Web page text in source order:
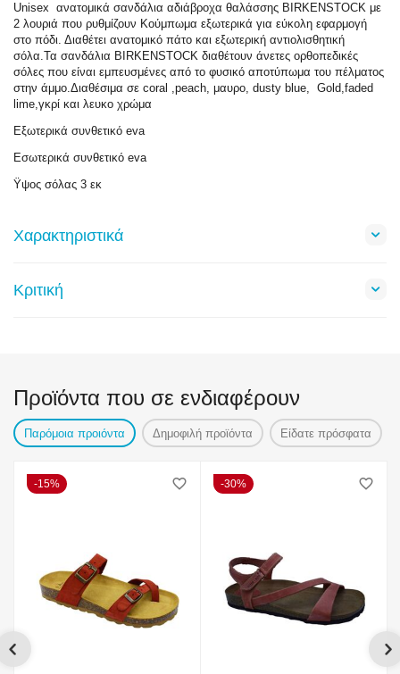
Unisex ανατομικά σανδάλια αδιάβροχα θαλάσσης BIRKENSTOCK με
2 λουριά που ρυθμίζουν Κούμπωμα εξωτερικά για εύκολη εφαρμογή
στο πόδι. Διαθέτει ανατομικό πάτο και εξωτερική αντιολισθητική
σόλα.Τα σανδάλια BIRKENSTOCK διαθέτουν άνετες ορθοπεδικές
σόλες που είναι εμπευσμένες από το φυσικό αποτύπωμα του πέλματος
στην άμμο.Διαθέσιμα σε coral ,peach, μαυρο, dusty blue, Gold,faded
lime,γκρί και λευκο χρώμα
Εξωτερικά συνθετικό eva
Εσωτερικά συνθετικό eva
Ϋψος σόλας 3 εκ
Χαρακτηριστικά
Κριτική
Προϊόντα που σε ενδιαφέρουν
Παρόμοια προιόντα Δημοφιλή προϊόντα Είδατε πρόσφατα
15% 30%